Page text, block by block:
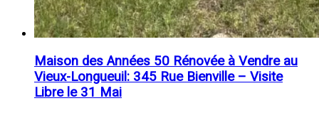
Maison des Années 50 Rénovée à Vendre au
Vieux-Longueuil: 345 Rue Bienville – Visite
Libre le 31 Mai